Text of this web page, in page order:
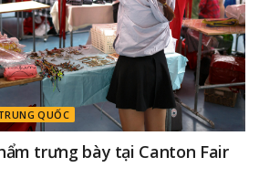
QUỐC
trưng bày tại Canton Fair